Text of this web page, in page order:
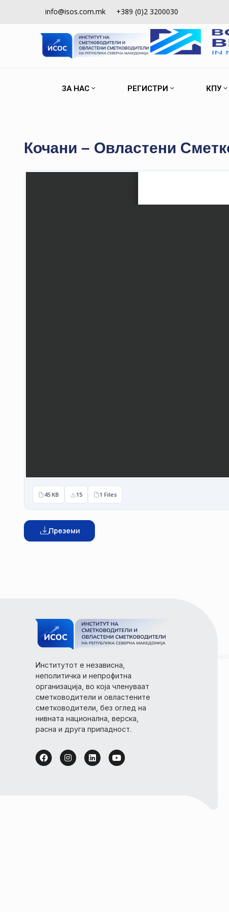
info@isos.com.mk +389 (0)2 3200030
ЗА НАС РЕГИСТРИ КПУ
Кочани – Овластени
45 KB 15 1 Files
Преземи
Институтот е независна,
неполитичка и непрофитна
организација, во која членуваат
сметководители и овластените
сметководители, без оглед на
нивната национална, верска,
расна и друга припадност.